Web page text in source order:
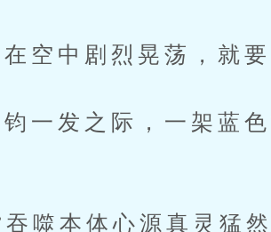
空中剧烈晃荡，就要
一发之际，一架蓝色
噬本体心源真灵猛然